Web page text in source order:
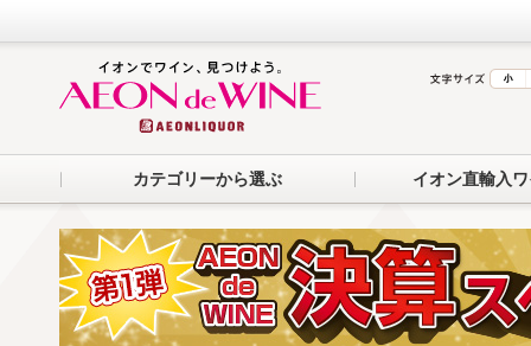
カテゴリーから選ぶ イオン直輸入